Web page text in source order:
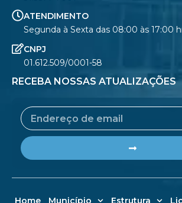
ATENDIMENTO
Segunda à Sexta das 08:00 às 17:00
CNPJ
01.612.509/0001-58
RECEBA NOSSAS ATUALIZAÇÕES
Email
Home Município Estrutura